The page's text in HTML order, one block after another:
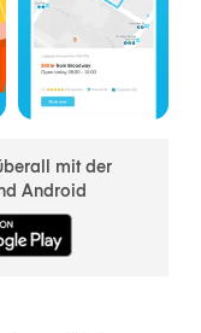
mit der
Android